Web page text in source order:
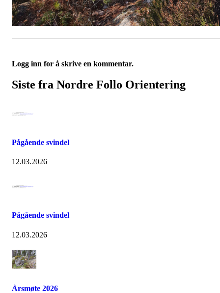
Logg inn for å skrive en kommentar.
Siste fra Nordre Follo Orientering
Pågående svindel
12.03.2026
Pågående svindel
12.03.2026
Årsmøte 2026